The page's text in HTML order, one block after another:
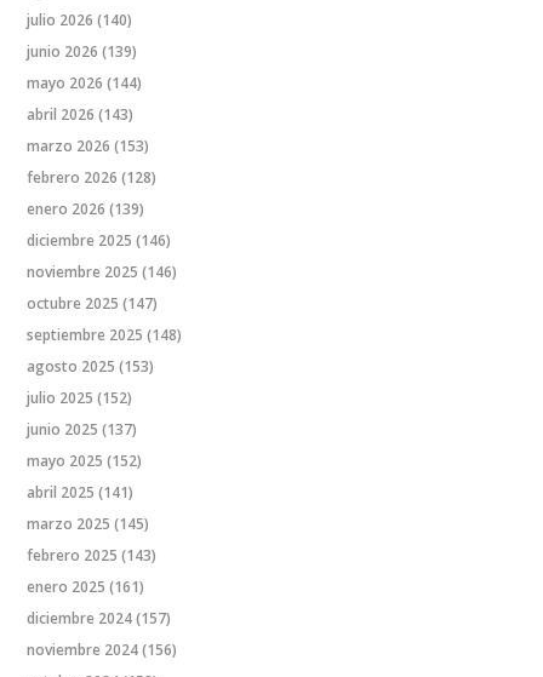
julio 2026 (140)
junio 2026 (139)
mayo 2026 (144)
abril 2026 (143)
marzo 2026 (153)
febrero 2026 (128)
enero 2026 (139)
diciembre 2025 (146)
noviembre 2025 (146)
octubre 2025 (147)
septiembre 2025 (148)
agosto 2025 (153)
julio 2025 (152)
junio 2025 (137)
mayo 2025 (152)
abril 2025 (141)
marzo 2025 (145)
febrero 2025 (143)
enero 2025 (161)
diciembre 2024(157)
noviembre 2024(156)